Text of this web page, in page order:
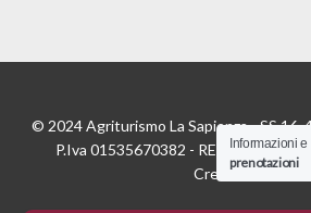
© 2024 Agriturismo La Sapienza - SS 16,
P.Iva 01535670382 - REA FE175811 |
Credits:Digife
Informazioni e
prenotazioni